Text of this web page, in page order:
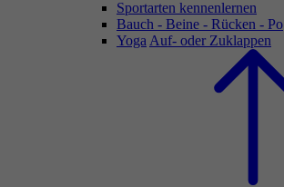
Sportarten kennenlernen
Bauch - Beine - Rücken - Po
Yoga Auf- oder Zuklappen